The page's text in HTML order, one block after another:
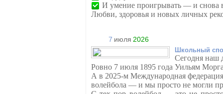
И умение проигрывать — и снова
Любви, здоровья и новых личных
7 июля 2026
Школьный
Сегодня наш
Ровно 7 июля 1895 года Уильям
А в 2025-м Международная
волейбола — и мы просто не могли